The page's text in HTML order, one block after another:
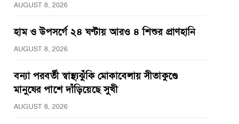
AUGUST 8, 2026
হাম ও উপসর্গে ২৪ ঘণ্টায় আরও ৪ শিশুর প্রাণহানি
AUGUST 8, 2026
বন্যা পরবর্তী স্বাস্থ্যঝুঁকি মোকাবেলায় সীতাকুণ্ডে
মানুষের পাশে দাঁড়িয়েছে সুখী
AUGUST 8, 2026